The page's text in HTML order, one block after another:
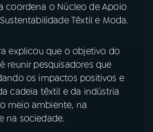
coordena o Núcleo de Apoio
Têxtil e Moda.
explicou que o objetivo do
reunir pesquisadores que
os impactos positivos e
cadeia têxtil e da indústria
meio ambiente, na
na sociedade.